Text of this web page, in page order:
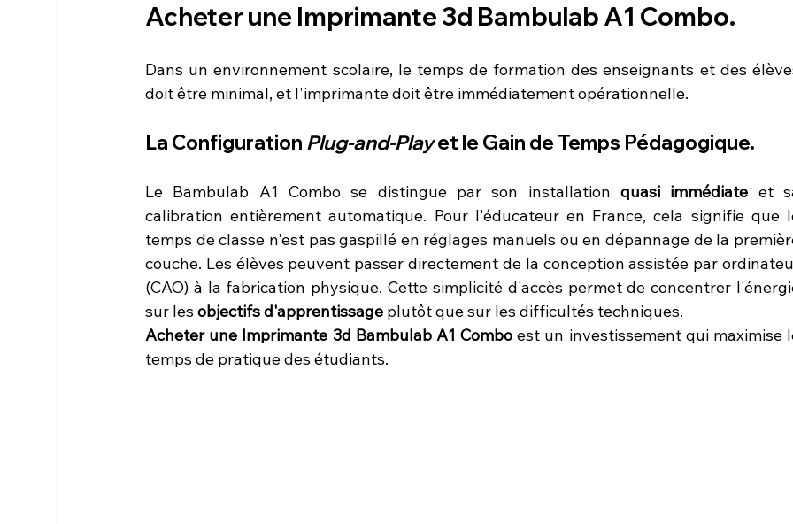
Acheter une Imprimante 3d Bambulab A1 Combo.
Dans un environnement scolaire, le temps de formation des enseignants et des
doit être minimal, et l'imprimante doit être immédiatement opérationnelle.
La Configuration Plug-and-Play et le Gain de Temps Pédagogique.
Le Bambulab A1 Combo se distingue par son installation quasi immédiate et
calibration entièrement automatique. Pour l'éducateur en France, cela signifie que
temps de classe n'est pas gaspillé en réglages manuels ou en dépannage de la
couche. Les élèves peuvent passer directement de la conception assistée par
(CAO) à la fabrication physique. Cette simplicité d'accès permet de concentrer
sur les objectifs d'apprentissage plutôt que sur les difficultés techniques.
Acheter une Imprimante 3d Bambulab A1 Combo est un investissement qui maximise
temps de pratique des étudiants.